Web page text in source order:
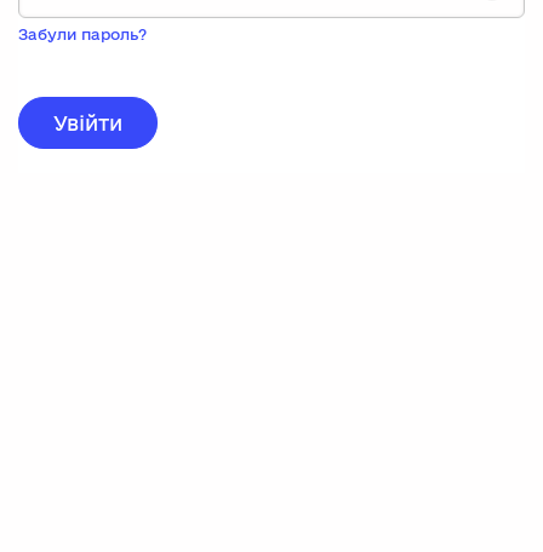
запису,
натисніть
реєстрації.
Забули пароль?
Увійти